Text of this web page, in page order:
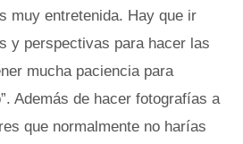
muy entretenida. Hay que ir
y perspectivas para hacer las
mucha paciencia para
Además de hacer fotografías a
que normalmente no harías